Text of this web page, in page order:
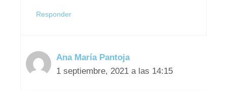
Responder
Ana María Pantoja
1 septiembre, 2021 a las 14:15